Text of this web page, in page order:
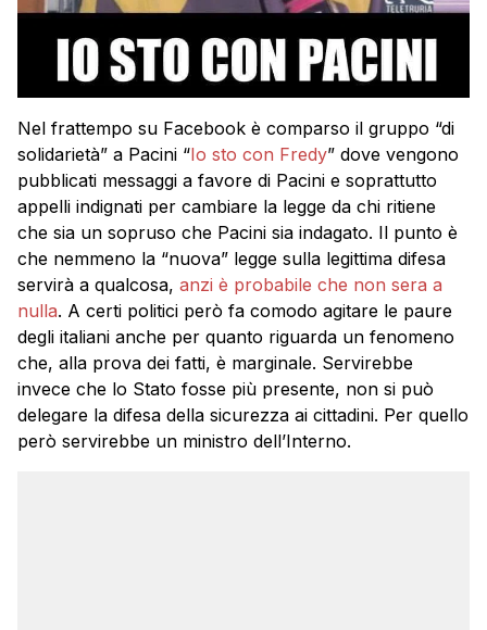
Nel frattempo su Facebook è comparso il gruppo “di
solidarietà” a Pacini “Io sto con Fredy” dove vengono
pubblicati messaggi a favore di Pacini e soprattutto
appelli indignati per cambiare la legge da chi ritiene
che sia un sopruso che Pacini sia indagato. Il punto è
che nemmeno la “nuova” legge sulla legittima difesa
servirà a qualcosa, anzi è probabile che non sera a
nulla. A certi politici però fa comodo agitare le paure
degli italiani anche per quanto riguarda un fenomeno
che, alla prova dei fatti, è marginale. Servirebbe
invece che lo Stato fosse più presente, non si può
delegare la difesa della sicurezza ai cittadini. Per quello
però servirebbe un ministro dell’Interno.